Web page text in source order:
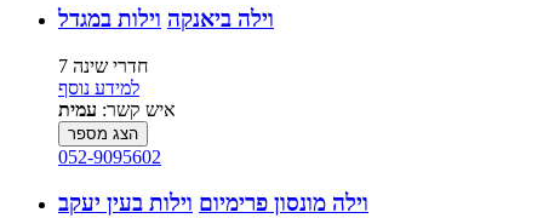
וילה ביאנקה וילות במגדל
7 חדרי שינה
למידע נוסף
איש קשר: עמית
הצג מספר
052-9095602
וילה מונסון פרימיום וילות בעין יעקב